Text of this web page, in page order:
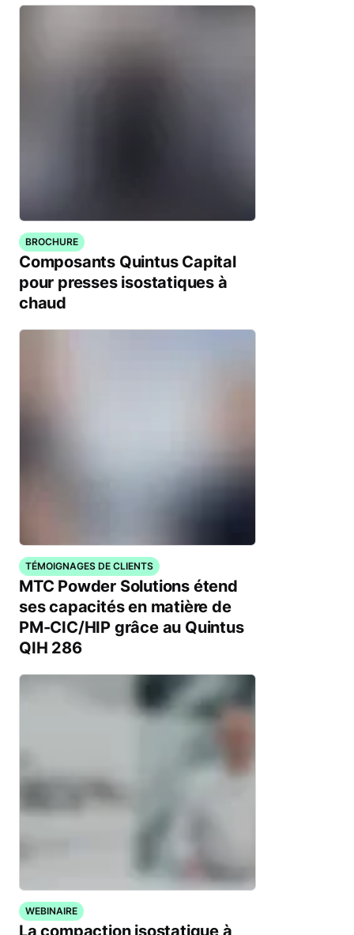
BROCHURE
Composants Quintus Capital
pour presses isostatiques à
chaud
TÉMOIGNAGES DE CLIENTS
MTC Powder Solutions étend
ses capacités en matière de
PM-CIC/HIP grâce au Quintus
QIH 286
WEBINAIRE
La compaction isostatique à